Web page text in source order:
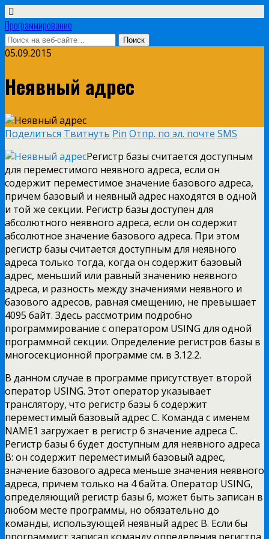
Программирование
05.09.2015
Неявный адрес
Поделиться Твитнуть Pin Отпр. по эл. почте SMS
Регистр базы считается доступным
для переместимого неявного адреса, если он
содержит переместимое значение базового адреса,
причем базовый и неявный адрес находятся в одной
и той же секции. Регистр базы доступен для
абсолютного неявного адреса, если он содержит
абсолютное значение базового адреса. При этом
регистр базы считается доступным для неявного
адреса только тогда, когда он содержит базовый
адрес, меньший или равный значению неявного
адреса, и разность между значениями неявного и
базового адресов, равная смещению, не превышает
4095 байт. Здесь рассмотрим подробно
программирование с оператором USING для одной
программной секции. Определение регистров базы в
многосекционной программе см. в 3.12.2.
В данном случае в программе присутствует второй
оператор USING. Этот оператор указывает
транслятору, что регистр базы 6 содержит
переместимый базовый адрес С. Команда с именем
NAME1 загружает в регистр 6 значение адреса С.
Регистр базы 6 будет доступным для неявного адреса
В: он содержит переместимый базовый адрес,
значение базового адреса меньше значения неявного
адреса, причем только на 4 байта. Оператор USING,
определяющий регистр базы 6, может быть записан в
любом месте программы, но обязательно до
команды, использующей неявный адрес В. Если бы